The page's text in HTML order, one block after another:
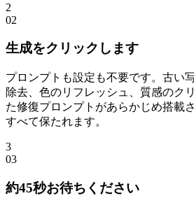
2
02
生成をクリックします
プロンプトも設定も不要です。古い
除去、色のリフレッシュ、質感のク
た修復プロンプトがあらかじめ搭載
すべて保たれます。
3
03
約45秒お待ちください